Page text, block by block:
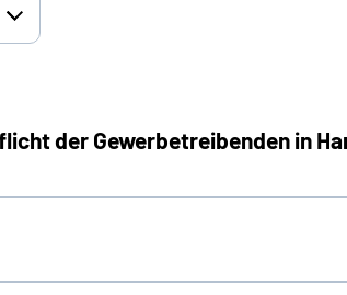
der Gewerbetreibenden in